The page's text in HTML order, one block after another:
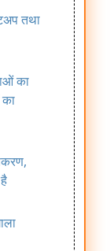
तथा
का
का